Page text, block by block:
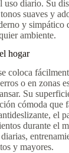
uso diario. Su
suaves y
y simpático
ambiente.
hogar
coloca
o en zonas
Su
cómoda que
el
durante el
y mayores.